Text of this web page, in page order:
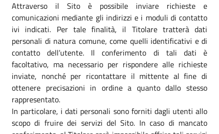
Attraverso il Sito è possibile inviare richieste e
comunicazioni mediante gli indirizzi e i moduli di contatto
ivi indicati. Per tale finalità, il Titolare tratterà dati
personali di natura comune, come quelli identificativi e di
contatto dell’utente. Il conferimento di tali dati è
facoltativo, ma necessario per rispondere alle richieste
inviate, nonché per ricontattare il mittente al fine di
ottenere precisazioni in ordine a quanto dallo stesso
rappresentato.
In particolare, i dati personali sono forniti dagli utenti allo
scopo di fruire dei servizi del Sito. In caso di mancato